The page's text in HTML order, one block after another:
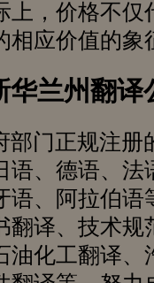
上，价格不
相应价值的象
华兰州翻译
部门正规注册
语、德语、
语、阿拉伯
翻译、技术
油化工翻译